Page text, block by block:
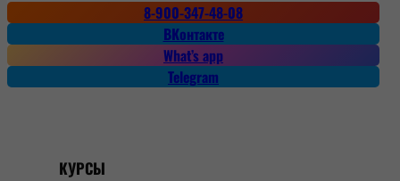
8-900-347-48-08
ВКонтакте
What’s app
Telegram
КУРСЫ